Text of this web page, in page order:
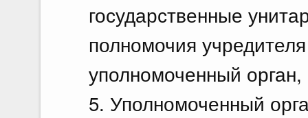
государственные
полномочия
уполномоченный
5. Уполномоченный